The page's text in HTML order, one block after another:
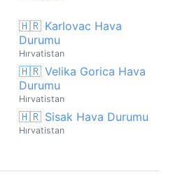
🇭🇷 Karlovac Hava
Durumu
Hırvatistan
🇭🇷 Velika Gorica Hava
Durumu
Hırvatistan
🇭🇷 Sisak Hava Durumu
Hırvatistan